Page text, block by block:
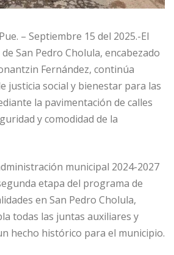
– Septiembre 15 del 2025.-El
San Pedro Cholula, encabezado
Fernández, continúa
justicia social y bienestar para las
la pavimentación de calles
y comodidad de la
municipal 2024-2027
etapa del programa de
en San Pedro Cholula,
todas las juntas auxiliares y
hecho histórico para el municipio.